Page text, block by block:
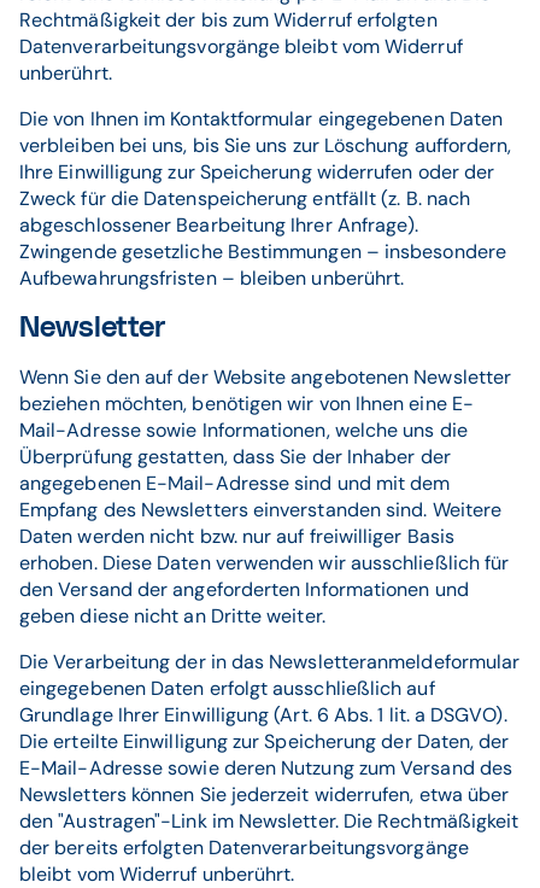
Rechtmäßigkeit der bis zum Widerruf erfolgten
Datenverarbeitungsvorgänge bleibt vom Widerruf
unberührt.
Die von Ihnen im Kontaktformular eingegebenen Daten
verbleiben bei uns, bis Sie uns zur Löschung auffordern,
Ihre Einwilligung zur Speicherung widerrufen oder der
Zweck für die Datenspeicherung entfällt (z. B. nach
abgeschlossener Bearbeitung Ihrer Anfrage).
Zwingende gesetzliche Bestimmungen – insbesondere
Aufbewahrungsfristen – bleiben unberührt.
Newsletter
Wenn Sie den auf der Website angebotenen Newsletter
beziehen möchten, benötigen wir von Ihnen eine E-
Mail-Adresse sowie Informationen, welche uns die
Überprüfung gestatten, dass Sie der Inhaber der
angegebenen E-Mail-Adresse sind und mit dem
Empfang des Newsletters einverstanden sind. Weitere
Daten werden nicht bzw. nur auf freiwilliger Basis
erhoben. Diese Daten verwenden wir ausschließlich für
den Versand der angeforderten Informationen und
geben diese nicht an Dritte weiter.
Die Verarbeitung der in das Newsletteranmeldeformular
eingegebenen Daten erfolgt ausschließlich auf
Grundlage Ihrer Einwilligung (Art. 6 Abs. 1 lit. a DSGVO).
Die erteilte Einwilligung zur Speicherung der Daten, der
E-Mail-Adresse sowie deren Nutzung zum Versand des
Newsletters können Sie jederzeit widerrufen, etwa über
den "Austragen"-Link im Newsletter. Die Rechtmäßigkeit
der bereits erfolgten Datenverarbeitungsvorgänge
bleibt vom Widerruf unberührt.